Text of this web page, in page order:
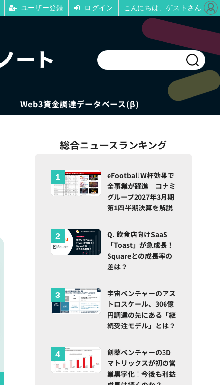
Web3資金調達データベース(β)
総合ニュースランキング
eFootball W杯効果で
全事業が躍進 コナミ
グループ2027年3月期
第1四半期決算を解説
Q. 飲食店向けSaaS
「Toast」が急成長！
Squareとの成長率の
差は？
宇宙ベンチャーのアス
トロスケール、306億
円調達の先にある「継
続受注モデル」とは？
創薬ベンチャーの3D
マトリックスが初の営
業黒字化！今後も利益
ユーザー登録 ログイン こんにちは、ゲストさん